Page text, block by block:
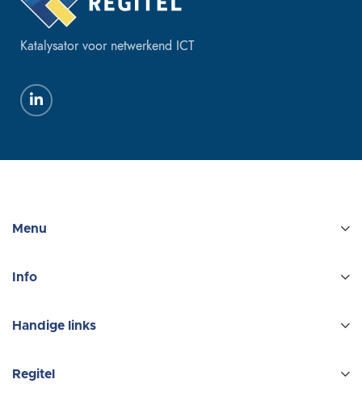
Katalysator voor netwerkend ICT
Menu
Info
Handige links
Regitel